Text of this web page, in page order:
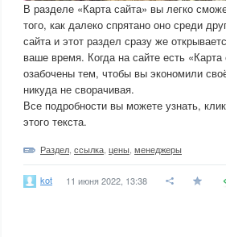
В разделе «Карта сайта» вы легко
того, как далеко спрятано оно среди
сайта и этот раздел сразу же
ваше время. Когда на сайте есть
озабочены тем, чтобы вы экономили
никуда не сворачивая.
Все подробности вы можете узнать,
этого текста.
Раздел ссылка цены менеджеры
kot 11 июня 2022, 13:38